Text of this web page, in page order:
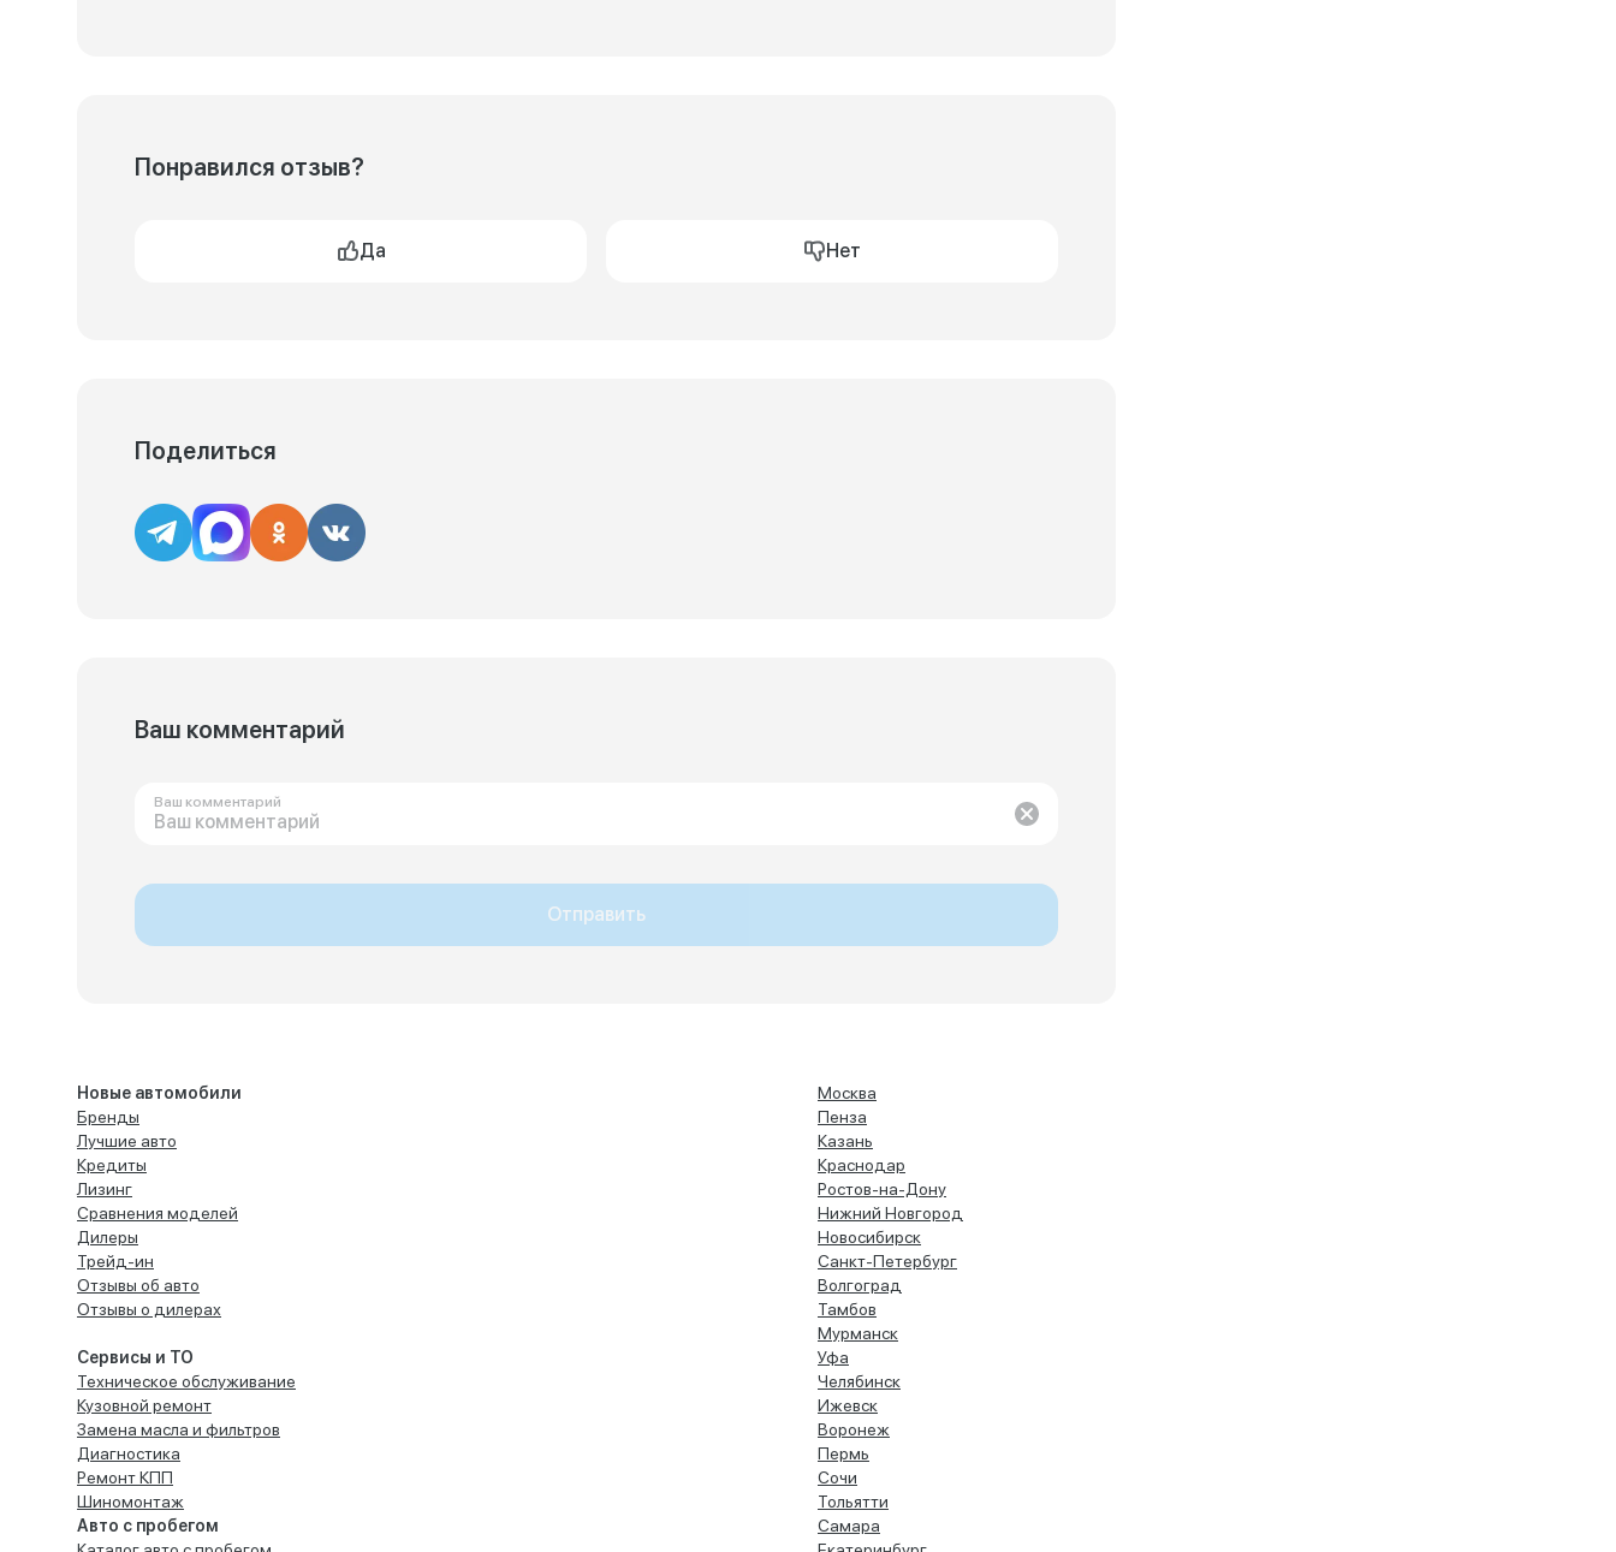
Понравился отзыв?
Да Нет
Поделиться
Ваш комментарий
Ваш комментарий
Отправить
Новые автомобили
Бренды
Лучшие авто
Кредиты
Лизинг
Сравнения моделей
Дилеры
Трейд-ин
Отзывы об авто
Отзывы о дилерах
Сервисы и ТО
Техническое обслуживание
Кузовной ремонт
Замена масла и фильтров
Диагностика
Ремонт КПП
Шиномонтаж
Авто с пробегом
Москва
Пенза
Казань
Краснодар
Ростов-на-Дону
Нижний Новгород
Новосибирск
Санкт-Петербург
Волгоград
Тамбов
Мурманск
Уфа
Челябинск
Ижевск
Воронеж
Пермь
Сочи
Тольятти
Самара